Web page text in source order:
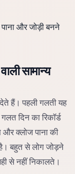
पाना और जोड़ी बनने
सामान्य
हैं। पहली गलती यह
दिन का रिकॉर्ड
क्लोज पाना की
बहुत से लोग जोड़ने
से नहीं निकालते।